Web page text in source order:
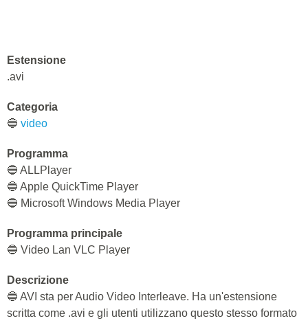
Estensione
.avi
Categoria
🔵 video
Programma
🔵 ALLPlayer
🔵 Apple QuickTime Player
🔵 Microsoft Windows Media Player
Programma principale
🔵 Video Lan VLC Player
Descrizione
🔵 AVI sta per Audio Video Interleave. Ha un'estensione
scritta come .avi e gli utenti utilizzano questo stesso formato